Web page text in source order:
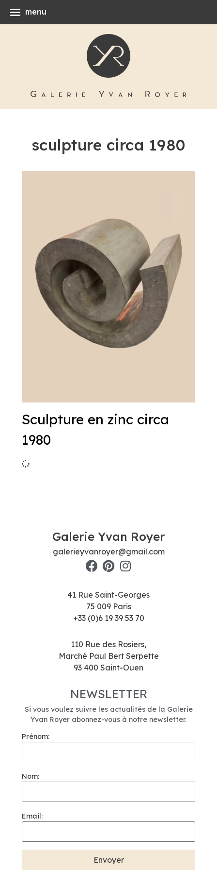
sculpture circa 1980
Sculpture en zinc circa
1980
Galerie Yvan Royer
galerieyvanroyer@gmail.com
41 Rue Saint-Georges
75 009 Paris
+33 (0)6 19 39 53 70
110 Rue des Rosiers,
Marché Paul Bert Serpette
93 400 Saint-Ouen
NEWSLETTER
Si vous voulez suivre les actualités de la Galerie
Yvan Royer abonnez-vous à notre newsletter.
Prénom:
Nom:
Email:
menu